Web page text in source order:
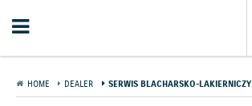
HOME DEALER SERWIS BLACHARSKO-LAKIERNICZY